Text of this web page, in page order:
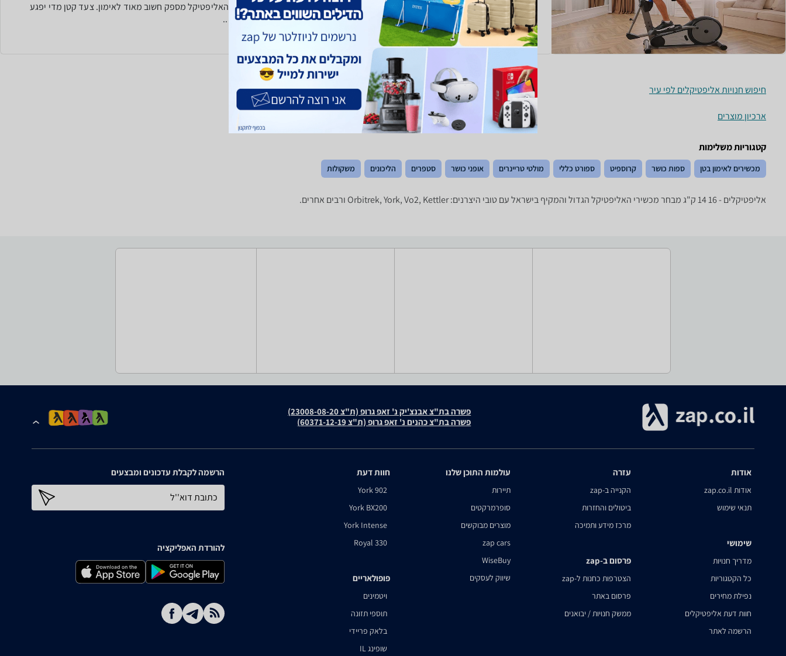
מאחר והמכשיר יהיה מוצב בשטח הבית, שימו לב שניתן להזיזו בקלות
ממקום למקום על מנת...
קרא עוד
אורך הצעד שהאליפטיקל מספק חשוב מאוד לאימון. צעד קטן מדי יפגע
באימון ויגרום...
קרא עוד
חיפוש חנויות אליפטיקלים לפי עיר
ארכיון מוצרים
קטגוריות משלימות
מכשירים לאימון בטן ספות כושר קרוספיט ספורט כללי מולטי טריינרים אופני כושר סטפרים הליכונים משקולות
אליפטיקלים - ‏16 ‏14 ‏ק"ג מבחר מכשירי האליפטיקל הגדול והמקיף בישראל עם טובי היצרנים: Orbitrek, York, Vo2, Kettler ורבים אחרים.
פשרה בת"צ אבנצ'יק נ' זאפ גרופ (ת"צ 23008-08-20)
פשרה בת"צ כהנים נ' זאפ גרופ (ת"צ 60371-12-19)
אודות
אודות zap.co.il
תנאי שימוש
שימושי
מדריך חנויות
כל הקטגוריות
נפילת מחירים
חוות דעת אליפטיקלים
הרשמה לאתר
עזרה
הקנייה ב-zap
ביטולים והחזרות
מרכז מידע ותמיכה
פרסום ב-zap
הצטרפות כחנות ל-zap
פרסום באתר
ממשק חנויות / יבואנים
עולמות התוכן שלנו
תיירות
סופרמרקטים
מוצרים מבוקשים
zap cars
WiseBuy
שיווק לעסקים
חוות דעת
York 902
York BX200
York Intense
Royal 330
פופולאריים
ויטמינים
תוספי תזונה
בלאק פריידי
שופינג IL
הרשמה לקבלת עדכונים ומבצעים
כתובת דוא''ל
להורדת האפליקציה